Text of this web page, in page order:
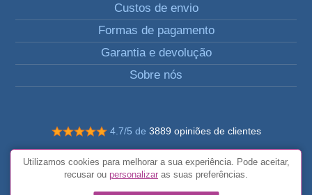
Custos de envio
Formas de pagamento
Garantia e devolução
Sobre nós
4.7/5 de 3889 opiniões de clientes
© Todos os direitos reservados FunToCome
Termos e condições gerais
Utilizamos cookies para melhorar a sua experiência. Pode aceitar,
recusar ou personalizar as suas preferências.